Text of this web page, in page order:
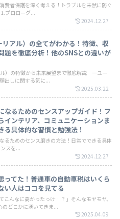
費者保護を深く考える！トラブルを未然に防ぐ
プロローグ...
2024.12.27
アル）の全てがわかる！特徴、収
題を徹底分析！他のSNSとの違いが
ル）の特徴から未来展望まで徹底解説 ―ユー
出しに関する気に...
2025.03.22
なるためのセンスアップガイド！フ
インテリア、コミュニケーションま
る具体的な習慣と勉強法！
るためのセンス磨きの方法！日常でできる具体
スを...
2024.12.27
ってた！普通車の自動車税はいくら
い人はココを見てる
こんなに高かったっけ…？」そんなモヤモヤ、
のどこかに湧いてきま...
2025.04.09